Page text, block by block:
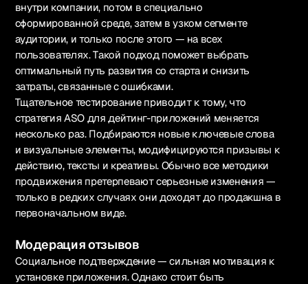
внутри компании, потом в специально
сформированной среде, затем в узком сегменте
аудитории, и только после этого — на всех
пользователях. Такой подход поможет выбрать
оптимальный путь развития со старта и снизить
затраты, связанные с ошибками.
Тщательное тестирование приводит к тому, что
стратегия ASO для дейтинг-приложений меняется
несколько раз. Подбираются новые ключевые слова
и визуальные элементы, модифицируются призывы к
действию, тексты и креативы. Обычно все методики
продвижения претерпевают серьезные изменения —
только в редких случаях они доходят до продакшна в
первоначальном виде.
Модерация отзывов
Социальное подтверждение — сильная мотивация к
установке приложения. Однако стоит быть